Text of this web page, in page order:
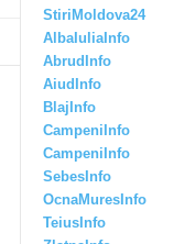
StiriMoldova24
AlbaIuliaInfo
AbrudInfo
AiudInfo
BlajInfo
CampeniInfo
CampeniInfo
SebesInfo
OcnaMuresInfo
TeiusInfo